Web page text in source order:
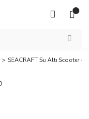
SEACRAFT Su Altı Scooter -